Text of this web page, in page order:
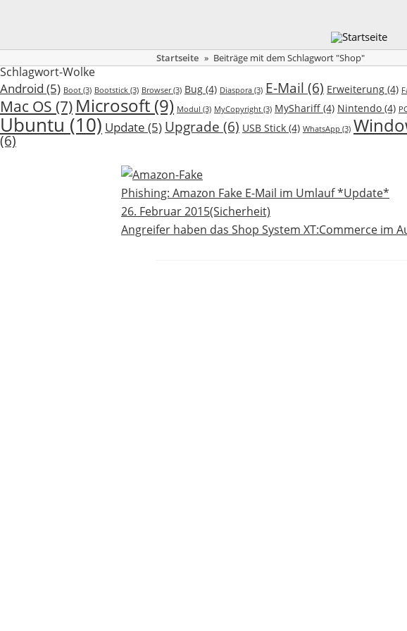
Startseite » Beiträge mit dem Schlagwort "Shop"
Schlagwort-Wolke
Android (5) Boot (3) Bootstick (3) Browser(3) Bug (4) Diaspora (3) E-Mail (6) Erweiterung (4)
Mac OS (7) Microsoft (9) Modul (3) MyCopyright (3) MyShariff (4) Nintendo (4)
Ubuntu (10) Update (5) Upgrade (6) USB Stick (4) WhatsApp (3)
(6)
Phishing: Amazon Fake E-Mail im Umlauf *Update*
26. Februar 2015(Sicherheit)
Angreifer haben das Shop System XT:Commerce im